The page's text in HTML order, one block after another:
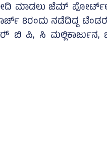
ಮಾಡಲು ಜೆಮ್‌
8ರಂದು ನಡೆದಿದ್ದ
ಬಿ ಪಿ, ಸಿ ಮಲ್ಲಿಕಾರ್ಜುನ,